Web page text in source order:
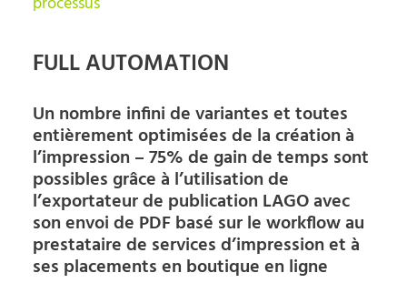
FULL AUTOMATION
Un nombre infini de variantes et toutes
entièrement optimisées de la création à
l’impression – 75% de gain de temps sont
possibles grâce à l’utilisation de
l’exportateur de publication LAGO avec
son envoi de PDF basé sur le workflow au
prestataire de services d’impression et à
ses placements en boutique en ligne